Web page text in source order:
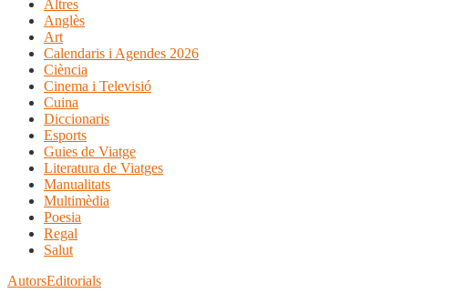
Altres
Anglès
Art
Calendaris i Agendes 2026
Ciència
Cinema i Televisió
Cuina
Diccionaris
Esports
Guies de Viatge
Literatura de Viatges
Manualitats
Multimèdia
Poesia
Regal
Salut
AutorsEditorials